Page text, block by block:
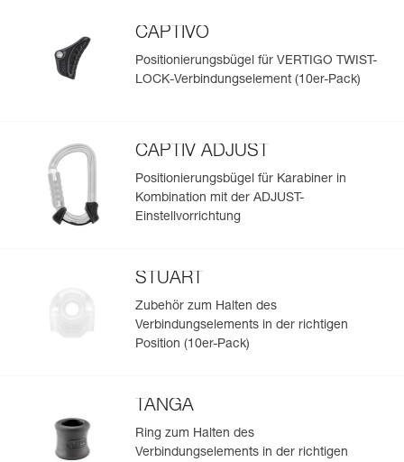
CAPTIVO
Positionierungsbügel für VERTIGO TWIST-
LOCK-Verbindungselement (10er-Pack)
CAPTIV ADJUST
Positionierungsbügel für Karabiner in
Kombination mit der ADJUST-
Einstellvorrichtung
STUART
Zubehör zum Halten des
Verbindungselements in der richtigen
Position (10er-Pack)
TANGA
Ring zum Halten des
Verbindungselements in der richtigen